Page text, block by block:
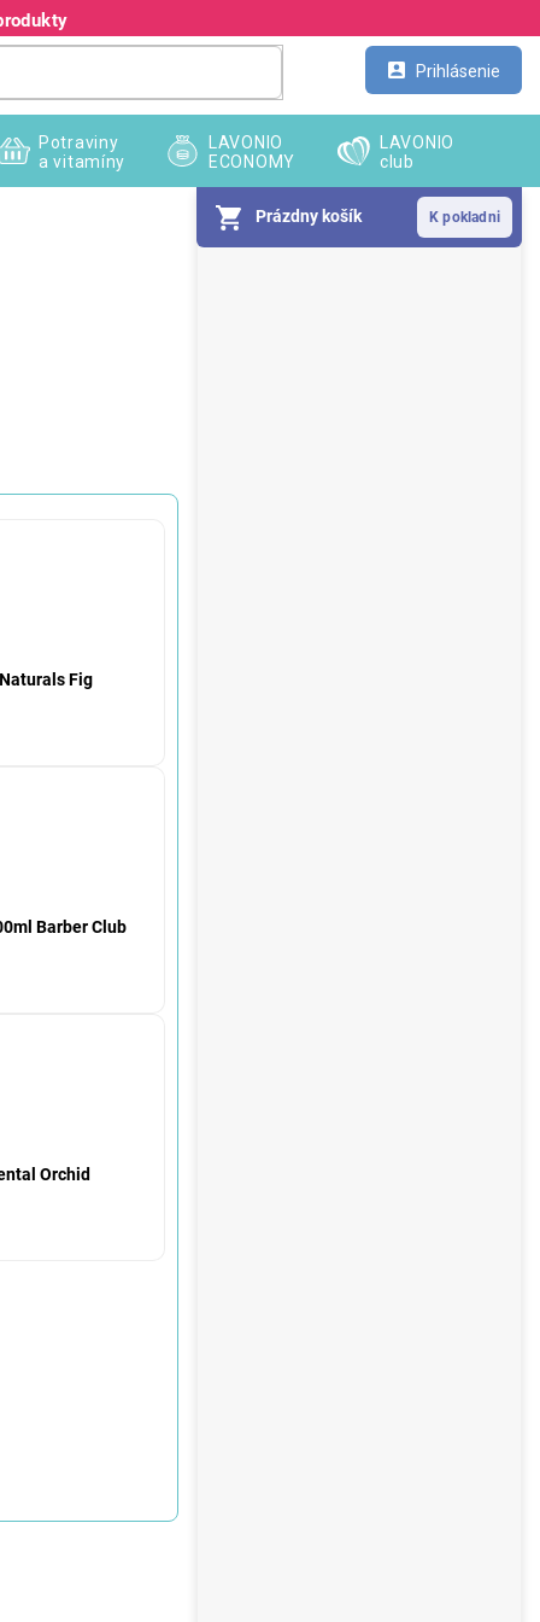
Prihlásenie
Prázdny košík
Potraviny
a vitamíny
LAVONIO
ECONOMY
LAVONIO
club
Fig
Barber Club
Orchid